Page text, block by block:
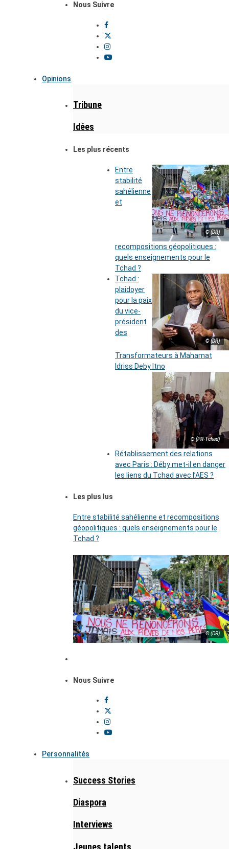
Nous Suivre
Opinions
Tribune
Idées
Les plus récents
© (DR)
Entre
stabilité
sahélienne
et
recompositions géopolitiques :
quels enseignements pour le
Tchad ?
© (DR)
Tchad :
plaidoyer
pour la paix
du vice-
président
des
Transformateurs à Mahamat
Idriss Deby Itno
© (PR-Tchad)
Rétablissement des relations
avec Paris : Déby met-il en danger
les liens du Tchad avec l’AES ?
Les plus lus
Entre stabilité sahélienne et recompositions
géopolitiques : quels enseignements pour le
Tchad ?
© (DR)
Nous Suivre
Personnalités
Success Stories
Diaspora
Interviews
Jeunes talents